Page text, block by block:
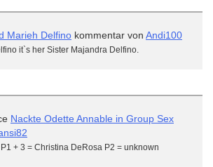
Marieh Delfino kommentar von Andi100
it`s her Sister Majandra Delfino.
Nackte Odette Annable in Group Sex
+ 3 = Christina DeRosa P2 = unknown